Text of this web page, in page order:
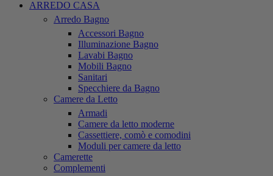
ARREDO CASA
Arredo Bagno
Accessori Bagno
Illuminazione Bagno
Lavabi Bagno
Mobili Bagno
Sanitari
Specchiere da Bagno
Camere da Letto
Armadi
Camere da letto moderne
Cassettiere, comò e comodini
Moduli per camere da letto
Camerette
Complementi